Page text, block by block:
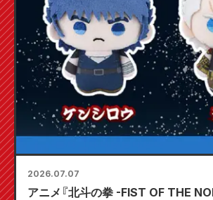
2026.07.07
アニメ『北斗の拳 -FIST OF THE